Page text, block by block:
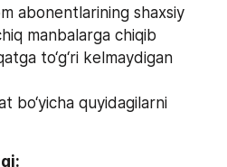
abonentlarining shaxsiy
manbalarga chiqib
bo‘yicha quyidagilarni